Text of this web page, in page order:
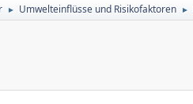
► Umwelteinflüsse und Risikofaktoren ►